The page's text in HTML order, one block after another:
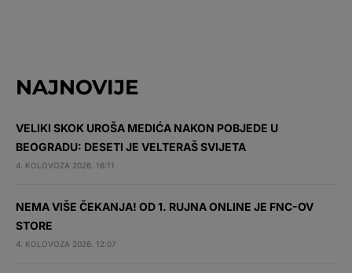
NAJNOVIJE
VELIKI SKOK UROŠA MEDIĆA NAKON POBJEDE U
BEOGRADU: DESETI JE VELTERAŠ SVIJETA
4. KOLOVOZA 2026. 16:11
NEMA VIŠE ČEKANJA! OD 1. RUJNA ONLINE JE FNC-OV
STORE
4. KOLOVOZA 2026. 12:07